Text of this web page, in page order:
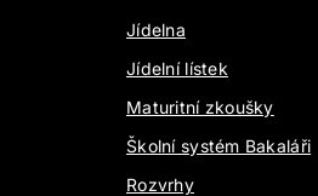
Jídelna
Jídelní lístek
Maturitní zkoušky
Školní systém Bakaláři
Rozvrhy